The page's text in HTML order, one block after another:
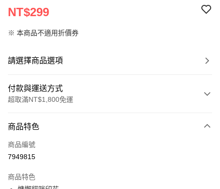
NT$299
※ 本商品不適用折價券
請選擇商品選項
付款與運送方式
超取滿NT$1,800免運
信用卡一次付款
超商取貨付款
街口支付
商品特色
商品編號
7949815
商品特色